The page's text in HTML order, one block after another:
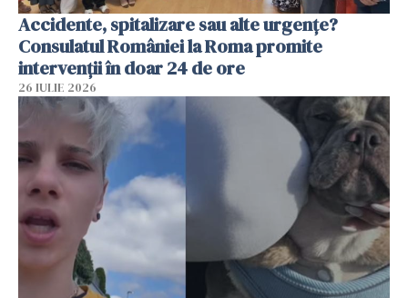
Accidente, spitalizare sau alte urgențe?
Consulatul României la Roma promite
intervenții în doar 24 de ore
26 IULIE 2026